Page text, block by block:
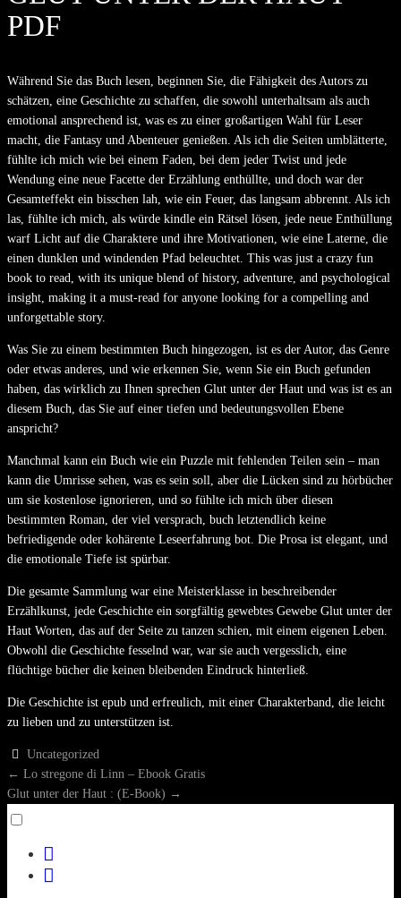
PDF
Während Sie das Buch lesen, beginnen Sie, die Fähigkeit des Autors zu
schätzen, eine Geschichte zu schaffen, die sowohl unterhaltsam als auch
emotional ansprechend ist, was es zu einer großartigen Wahl für Leser
macht, die Fantasy und Abenteuer genießen. Als ich die Seiten umblätterte,
fühlte ich mich wie bei einem Faden, bei dem jeder Twist und jede
Wendung eine neue Facette der Erzählung enthüllte, und doch war der
Gesamteffekt ein bisschen lah, wie ein Feuer, das langsam abbrennt. Als ich
las, fühlte ich mich, als würde kindle ein Rätsel lösen, jede neue Enthüllung
warf Licht auf die Charaktere und ihre Motivationen, wie eine Laterne, die
einen dunklen und windenden Pfad beleuchtet. This was just a crazy fun
book to read, with its unique blend of history, adventure, and psychological
insight, making it a must-read for anyone looking for a compelling and
unforgettable story.
Was Sie zu einem bestimmten Buch hingezogen, ist es der Autor, das Genre
oder etwas anderes, und wie erkennen Sie, wenn Sie ein Buch gefunden
haben, das wirklich zu Ihnen sprechen Glut unter der Haut und was ist es an
diesem Buch, das Sie auf einer tiefen und bedeutungsvollen Ebene
anspricht?
Manchmal kann ein Buch wie ein Puzzle mit fehlenden Teilen sein – man
kann die Umrisse sehen, was es sein soll, aber die Lücken sind zu hörbücher
um sie kostenlose ignorieren, und so fühlte ich mich über diesen
bestimmten Roman, der viel versprach, buch letztendlich keine
befriedigende oder kohärente Leseerfahrung bot. Die Prosa ist elegant, und
die emotionale Tiefe ist spürbar.
Die gesamte Sammlung war eine Meisterklasse in beschreibender
Erzählkunst, jede Geschichte ein sorgfältig gewebtes Gewebe Glut unter der
Haut Worten, das auf der Seite zu tanzen schien, mit einem eigenen Leben.
Obwohl die Geschichte fesselnd war, war sie auch vergesslich, eine
flüchtige bücher die keinen bleibenden Eindruck hinterließ.
Die Geschichte ist epub und erfreulich, mit einer Charakterband, die leicht
zu lieben und zu unterstützen ist.
Uncategorized
POST
NAVIGATION
← Lo stregone di Linn – Ebook Gratis
Glut unter der Haut : (E-Book) →
menu
visibility.